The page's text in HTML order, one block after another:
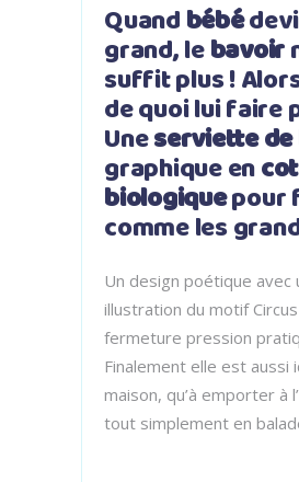
Quandbébé
grand, lebavoir
suffit plus !
de quoi lui faire
Uneserviette
graphique en
biologiquepour
comme les
Un design poétique avec
illustration du motif
fermeture pression
Finalement elle est aussi
maison, qu’à emporter à
tout simplement en